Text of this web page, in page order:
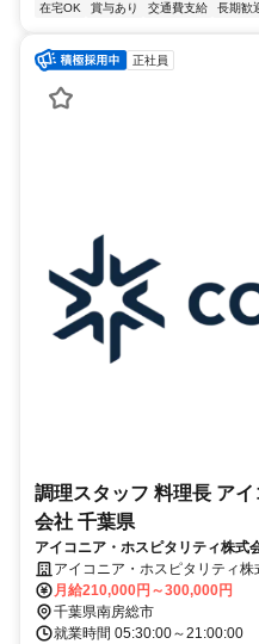
在宅OK
賞与あり 交通費支給 長期歓
正社員
調理スタッフ 料理長 ア
会社 千葉県
アイコニア・ホスピタリティ株式
スタッフ・料理長）
アイコニア・ホスピタリティ株
月給210,000円～300,000円
千葉県南房総市
就業時間 05:30:00～21:00:00